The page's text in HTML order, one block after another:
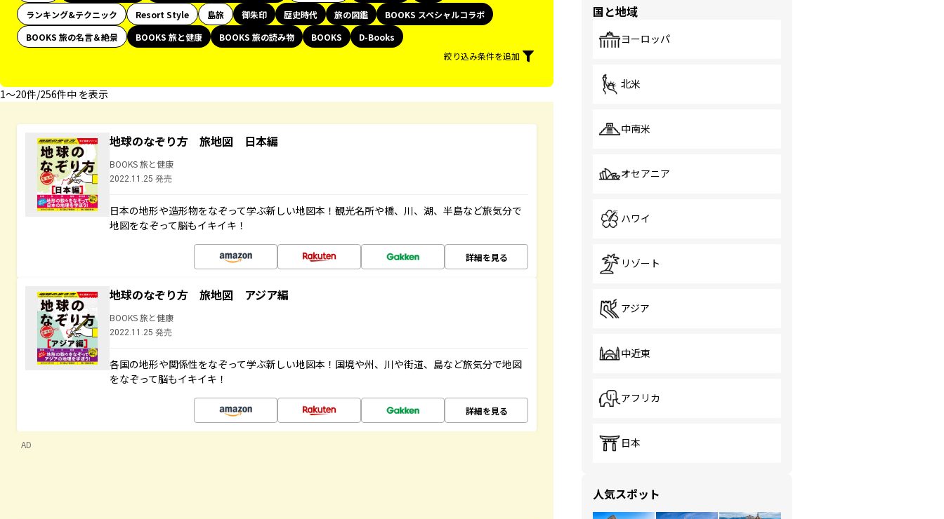
ランキング&テクニック
Resort Style 島旅 御朱印 歴史時代 旅の図鑑
BOOKS スペシャルコラボ
BOOKS 旅の名言＆絶景
BOOKS 旅と健康 BOOKS 旅の読み物 BOOKS
D-Books
絞り込み条件を追加
1〜20件/256件中 を表示
地球のなぞり方 旅地図 日本編
BOOKS 旅と健康
2022.11.25 発売
日本の地形や造形物をなぞって学ぶ新しい地図本！観光名所や橋、川、湖、半島など旅気分で
地図をなぞって脳もイキイキ！
詳細を見る
地球のなぞり方 旅地図 アジア編
BOOKS 旅と健康
2022.11.25 発売
各国の地形や関係性をなぞって学ぶ新しい地図本！国境や州、川や街道、島など旅気分で地図
をなぞって脳もイキイキ！
詳細を見る
AD
国と地域
ヨーロッパ
北米
中南米
オセアニア
ハワイ
リゾート
アジア
中近東
アフリカ
日本
人気スポット